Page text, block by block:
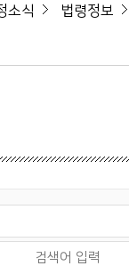
소식 법령정보